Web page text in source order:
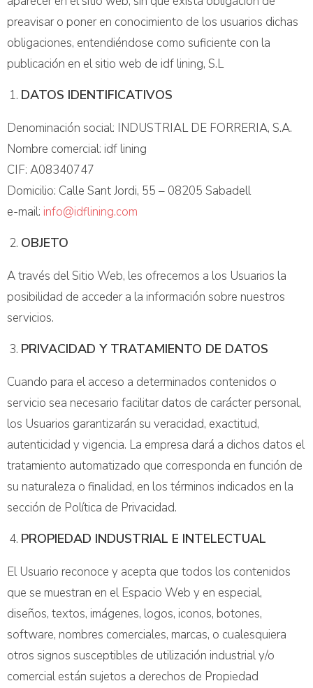
preavisar o poner en conocimiento de los usuarios dichas
obligaciones, entendiéndose como suficiente con la
publicación en el sitio web de idf lining, S.L
DATOS IDENTIFICATIVOS
Denominación social: INDUSTRIAL DE FORRERIA, S.A.
Nombre comercial: idf lining
CIF: A08340747
Domicilio: Calle Sant Jordi, 55 – 08205 Sabadell
e-mail: info@idflining.com
OBJETO
A través del Sitio Web, les ofrecemos a los Usuarios la
posibilidad de acceder a la información sobre nuestros
servicios.
PRIVACIDAD Y TRATAMIENTO DE DATOS
Cuando para el acceso a determinados contenidos o
servicio sea necesario facilitar datos de carácter personal,
los Usuarios garantizarán su veracidad, exactitud,
autenticidad y vigencia. La empresa dará a dichos datos el
tratamiento automatizado que corresponda en función de
su naturaleza o finalidad, en los términos indicados en la
sección de Política de Privacidad.
PROPIEDAD INDUSTRIAL E INTELECTUAL
El Usuario reconoce y acepta que todos los contenidos
que se muestran en el Espacio Web y en especial,
diseños, textos, imágenes, logos, iconos, botones,
software, nombres comerciales, marcas, o cualesquiera
otros signos susceptibles de utilización industrial y/o
comercial están sujetos a derechos de Propiedad